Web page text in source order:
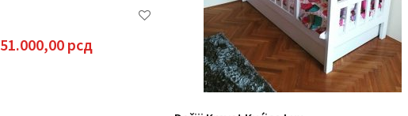
51.000,00 рсдRaspon